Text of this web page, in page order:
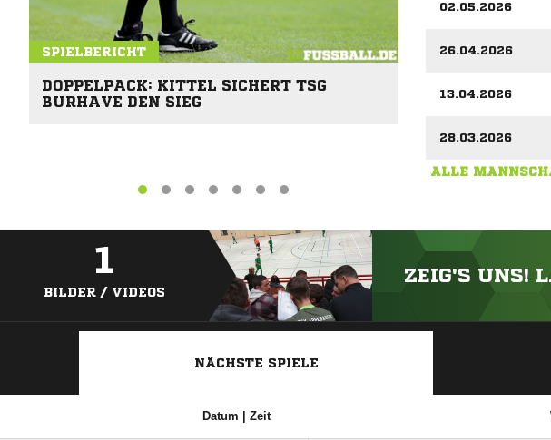
SPIELBERICHT
DOPPELPACK: KITTEL SICHERT TSG
BURHAVE DEN SIEG
02.05.2026
26.04.2026
13.04.2026
28.03.2026
ALLE
1
BILDER / VIDEOS
ZEIG'S UNS!
NÄCHSTE SPIELE
Datum | Zeit